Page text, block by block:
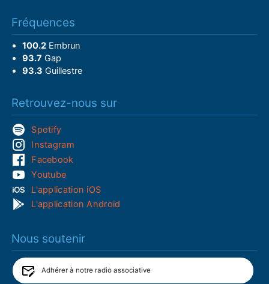
Fréquences
100.2Embrun
93.7 Gap
93.3 Guillestre
Retrouvez-nous sur
Spotify
Instagram
Facebook
Youtube
L'application iOS
L'application Android
Nous soutenir
Adhérer à notre radio associative